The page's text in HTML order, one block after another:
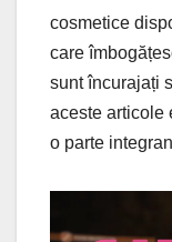
cosmetice
care
sunt încurajați
aceste articole
o parte